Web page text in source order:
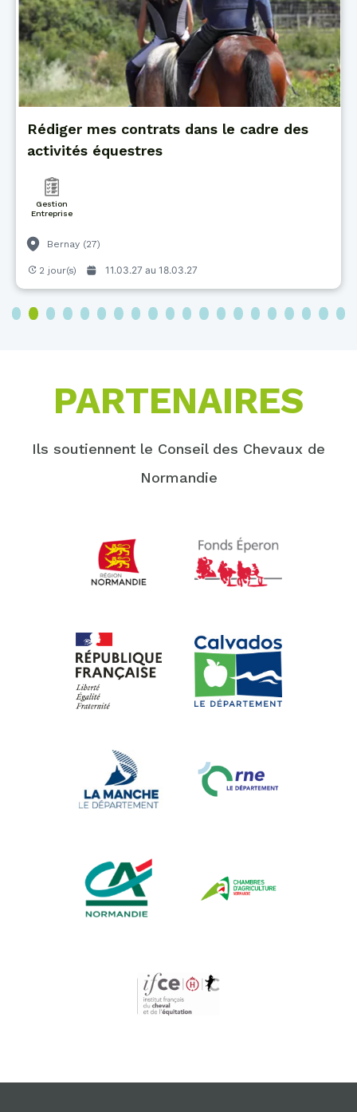
Rédiger mes contrats dans le cadre des
activités équestres
Gestion
Entreprise
Bernay (27)
2 jour(s) 11.03.27 au 18.03.27
3 4 5 6 7 8 9 10 11 12 13 14 15 16 17 18 19 20
PARTENAIRES
Ils soutiennent le Conseil des Chevaux de
Normandie